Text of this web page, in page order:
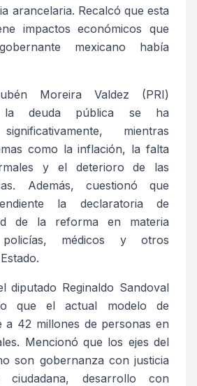
arancelaria. Recalcó que esta
impactos económicos que
gobernante mexicano había
Moreira Valdez (PRI)
la deuda pública se ha
mientras
como la inflación, la falta
y el deterioro de las
Además, cuestionó que
la declaratoria de
de la reforma en materia
médicos y otros
.
diputado Reginaldo Sandoval
queel actual modelo de
a 42 millones de personas en
Mencionó que los ejes del
son gobernanza con justicia
ciudadana, desarrollo con